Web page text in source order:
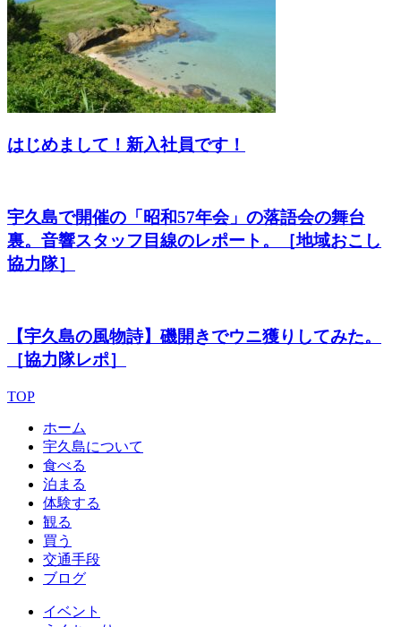
はじめまして！新入社員です！
宇久島で開催の「昭和57年会」の落語会の舞台
裏。音響スタッフ目線のレポート。［地域おこし
協力隊］
【宇久島の風物詩】磯開きでウニ獲りしてみた。
［協力隊レポ］
TOP
ホーム
宇久島について
食べる
泊まる
体験する
観る
買う
交通手段
ブログ
イベント